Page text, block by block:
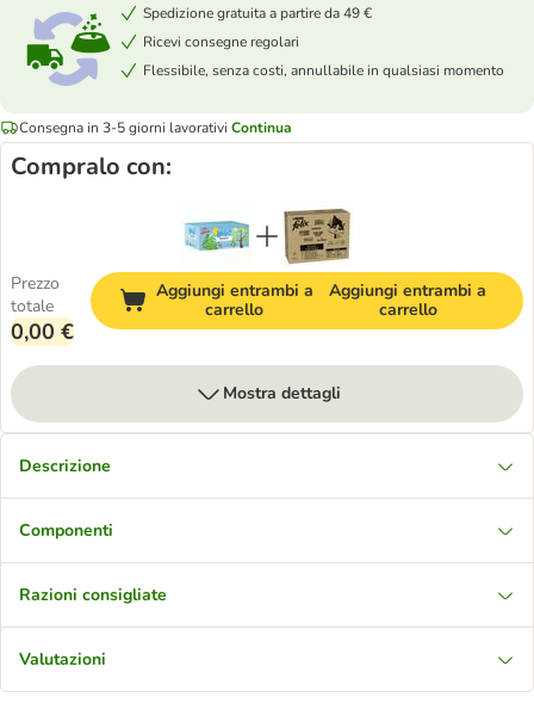
Spedizione gratuita a partire da 49 €
Ricevi consegne regolari
Flessibile, senza costi, annullabile in qualsiasi momento
Consegna in 3-5 giorni lavorativi Continua
Compralo con:
Prezzo
totale
0,00 €
Aggiungi entrambi a
carrello
Aggiungi entrambi a
carrello
Mostra dettagli
Descrizione
Componenti
Razioni consigliate
Valutazioni